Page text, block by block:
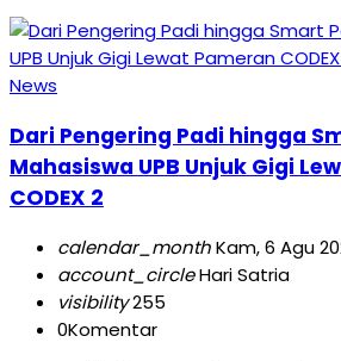
News
Dari Pengering Padi hingga
Mahasiswa UPB Unjuk Gigi
CODEX 2
calendar_monthKam, 6 Agu
account_circleHari Satria
visibility255
0Komentar